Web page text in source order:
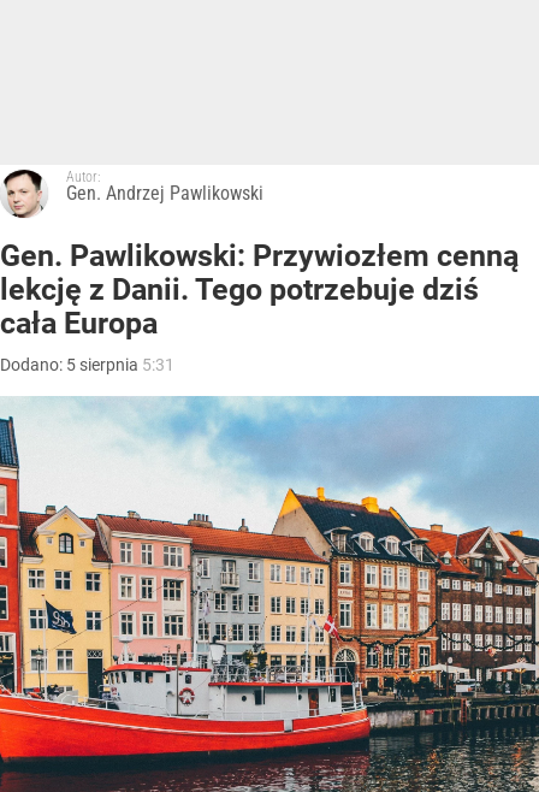
Autor:
Gen. Andrzej Pawlikowski
Gen. Pawlikowski: Przywiozłem cenną
lekcję z Danii. Tego potrzebuje dziś
cała Europa
Dodano: 5 sierpnia 5:31